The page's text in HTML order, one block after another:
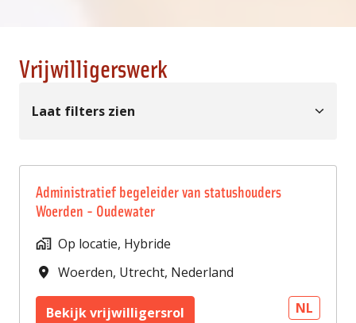
Vrijwilligerswerk
Laat filters zien
Administratief begeleider van statushouders
Woerden - Oudewater
Op locatie, Hybride
Woerden, Utrecht, Nederland
Bekijk vrijwilligersrol NL